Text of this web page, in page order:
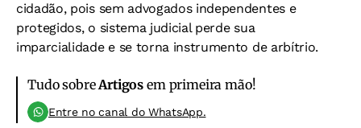
cidadão, pois sem advogados independentes e
protegidos, o sistema judicial perde sua
imparcialidade e se torna instrumento de arbítrio.
Tudo sobreArtigos em primeira mão!
Entre no canal do WhatsApp.